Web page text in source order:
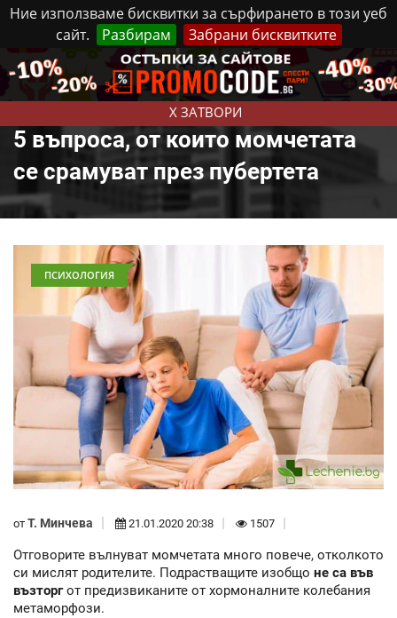
Ние използваме бисквитки за сърфирането в този уеб
сайт.
Разбирам Забрани бисквитките
X ЗАТВОРИ
Събота, 8 Август, 2026 Реклама Контакти
5 въпроса, от които момчетата
се срамуват през пубертета
ПСИХОЛОГИЯ
от Т. Минчева 21.01.2020 20:38 1507
Отговорите вълнуват момчетата много повече, отколкото
си мислят родителите. Подрастващите изобщо не са във
възторгот предизвиканите от хормоналните колебания
метаморфози.